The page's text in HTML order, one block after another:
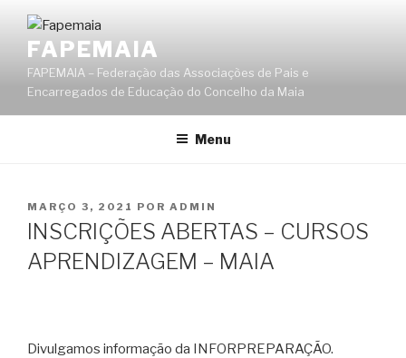
conteúdo
FAPEMAIA
FAPEMAIA – Federação das Associações de Pais e
Encarregados de Educação do Concelho da Maia
Menu
PUBLICADO
EM
MARÇO 3, 2021 POR ADMIN
INSCRIÇÕES ABERTAS – CURSOS
APRENDIZAGEM – MAIA
Divulgamos informação da INFORPREPARAÇÃO.